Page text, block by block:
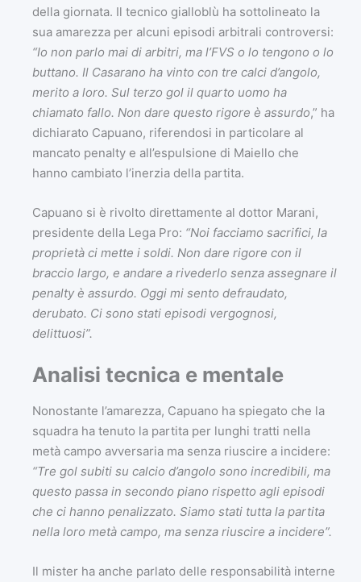
della giornata. Il tecnico gialloblù ha sottolineato la
sua amarezza per alcuni episodi arbitrali controversi:
“Io non parlo mai di arbitri, ma l’FVS o lo tengono o lo
buttano. Il Casarano ha vinto con tre calci d’angolo,
merito a loro. Sul terzo gol il quarto uomo ha
chiamato fallo. Non dare questo rigore è assurdo,” ha
dichiarato Capuano, riferendosi in particolare al
mancato penalty e all’espulsione di Maiello che
hanno cambiato l’inerzia della partita.
Capuano si è rivolto direttamente al dottor Marani,
presidente della Lega Pro: “Noi facciamo sacrifici, la
proprietà ci mette i soldi. Non dare rigore con il
braccio largo, e andare a rivederlo senza assegnare il
penalty è assurdo. Oggi mi sento defraudato,
derubato. Ci sono stati episodi vergognosi,
delittuosi”.
Analisi tecnica e mentale
Nonostante l’amarezza, Capuano ha spiegato che la
squadra ha tenuto la partita per lunghi tratti nella
metà campo avversaria ma senza riuscire a incidere:
“Tre gol subiti su calcio d’angolo sono incredibili, ma
questo passa in secondo piano rispetto agli episodi
che ci hanno penalizzato. Siamo stati tutta la partita
nella loro metà campo, ma senza riuscire a incidere”.
Il mister ha anche parlato delle responsabilità interne